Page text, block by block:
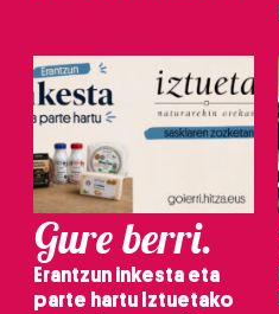
Gure berri.
Erantzun inkesta eta
parte hartu Iztuetako